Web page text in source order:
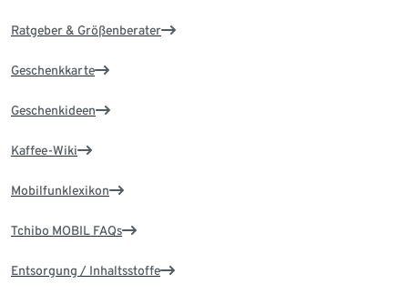
Ratgeber & Größenberater
Geschenkkarte
Geschenkideen
Kaffee-Wiki
Mobilfunklexikon
Tchibo MOBIL FAQs
Entsorgung / Inhaltsstoffe